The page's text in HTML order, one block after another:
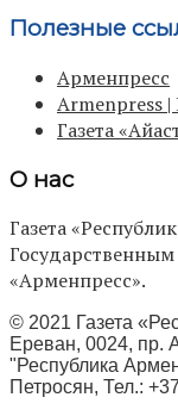
Полезные
Арменпресс
Armenpress
Газета
О нас
Газета
«Арменпресс».
© 2021 Газета
Ереван, 0024, пр.
"Республика
Петросян, Тел.: